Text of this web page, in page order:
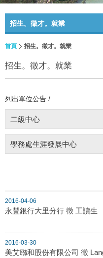
招生。徵才。就業
首頁 招生。徵才。就業
招生。徵才。就業
列出單位公告 /
二級中心
學務處生涯發展中心
2016-04-06
永豐銀行大里分行 徵 工讀生
2016-03-30
美艾聯和股份有限公司 徵